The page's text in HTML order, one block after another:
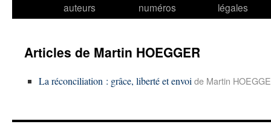
auteurs
numéros
légales
Articles de Martin HOEGGER
La réconciliation : grâce, liberté et envoi de Martin